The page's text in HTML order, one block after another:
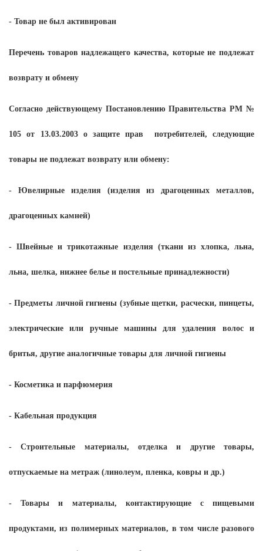
- Товар не был активирован
Перечень товаров надлежащего качества, которые не подлежат
возврату и обмену
Согласно действующему Постановлению Правительства РМ №
105 от 13.03.2003 о защите прав потребителей, следующие
товары не подлежат возврату или обмену:
- Ювелирные изделия (изделия из драгоценных металлов,
драгоценных камней)
- Швейные и трикотажные изделия (ткани из хлопка, льна,
льна, шелка, нижнее белье и постельные принадлежности)
- Предметы личной гигиены (зубные щетки, расчески, пинцеты,
электрические или ручные машины для удаления волос и
бритья, другие аналогичные товары для личной гигиены
- Косметика и парфюмерия
- Кабельная продукция
- Строительные материалы, отделка и другие товары,
отпускаемые на метраж (линолеум, пленка, ковры и др.)
- Товары и материалы, контактирующие с пищевыми
продуктами, из полимерных материалов, в том числе разового